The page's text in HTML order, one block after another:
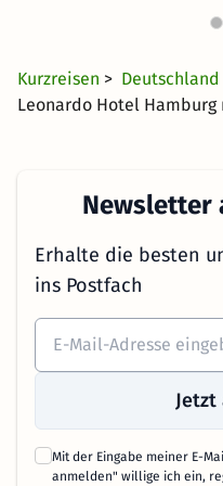
Kurzreisen > Deutschland
Leonardo Hotel Hamburg
Newsletter
Erhalte die besten
ins Postfach
Jetzt
Mit der Eingabe meiner E-
anmelden" willige ich ein,